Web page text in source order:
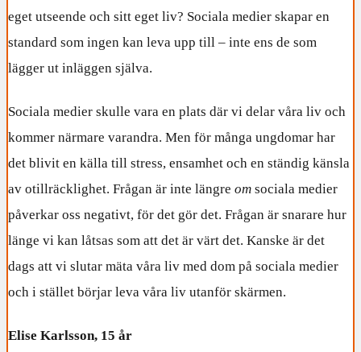
eget utseende och sitt eget liv? Sociala medier skapar en
standard som ingen kan leva upp till – inte ens de som
lägger ut inläggen själva.
Sociala medier skulle vara en plats där vi delar våra liv och
kommer närmare varandra. Men för många ungdomar har
det blivit en källa till stress, ensamhet och en ständig känsla
av otillräcklighet. Frågan är inte längre om sociala medier
påverkar oss negativt, för det gör det. Frågan är snarare hur
länge vi kan låtsas som att det är värt det. Kanske är det
dags att vi slutar mäta våra liv med dom på sociala medier
och i stället börjar leva våra liv utanför skärmen.
Elise Karlsson, 15 år